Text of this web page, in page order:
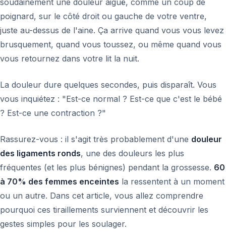
soudainement une douleur aiguë, comme un coup de
poignard, sur le côté droit ou gauche de votre ventre,
juste au-dessus de l'aine. Ça arrive quand vous vous levez
brusquement, quand vous toussez, ou même quand vous
vous retournez dans votre lit la nuit.
La douleur dure quelques secondes, puis disparaît. Vous
vous inquiétez : "Est-ce normal ? Est-ce que c'est le bébé
? Est-ce une contraction ?"
Rassurez-vous : il s'agit très probablement d'une douleur
des ligaments ronds, une des douleurs les plus
fréquentes (et les plus bénignes) pendant la grossesse. 60
à 70% des femmes enceintes la ressentent à un moment
ou un autre. Dans cet article, vous allez comprendre
pourquoi ces tiraillements surviennent et découvrir les
gestes simples pour les soulager.